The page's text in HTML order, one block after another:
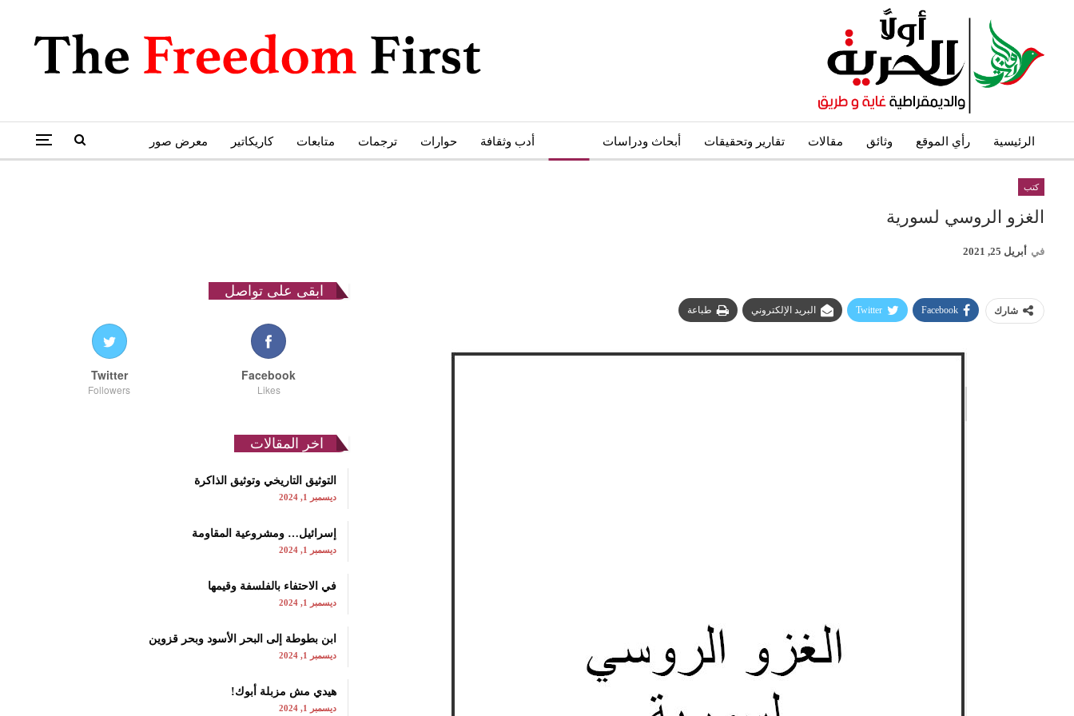
الرئيسية رأي الموقع وثائق مقالات تقارير وتحقيقات أبحاث ودراسات أدب وثقافة حوارات ترجمات متابعات كاريكاتير معرض صور
كتب
الغزو الروسي لسورية
في أبريل 25, 2021
شارك Facebook
Twitter البريد الإلكتروني طباعة
ابقى على تواصل
Facebook
Likes
Twitter
Followers
اخر المقالات
نوفمبر 27, 2024
انجازات نتنياهو !
نوفمبر 27, 2024
التوثيق التاريخي وتوثيق الذاكرة
ديسمبر 1, 2024
إسرائيل… ومشروعية المقاومة
ديسمبر 1, 2024
في الاحتفاء بالفلسفة وقيمها
ديسمبر 1, 2024
ابن بطوطة إلى البحر الأسود وبحر قزوين
ديسمبر 1, 2024
هيدي مش مزبلة أبوك!
ديسمبر 1, 2024